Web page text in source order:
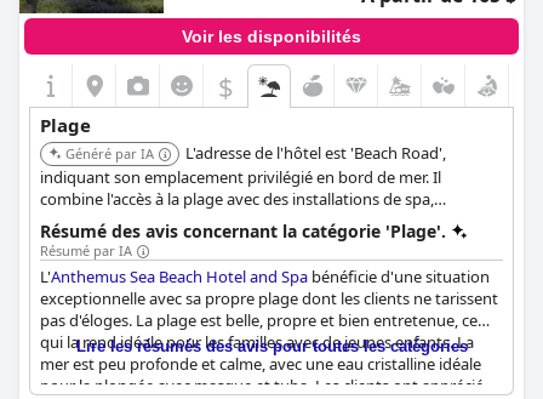
Voir les disponibilités
$
Plage
Généré par IA
L'adresse de l'hôtel est 'Beach Road',
indiquant son emplacement privilégié en bord de mer. Il
combine l'accès à la plage avec des installations de spa,
améliorant l'expérience globale des clients en quête de détente
au bord de la mer.
Résumé des avis concernant la catégorie 'Plage'.
Résumé par IA
L'Anthemus Sea Beach Hotel and Spa bénéficie d'une situation
exceptionnelle avec sa propre plage dont les clients ne tarissent
pas d'éloges. La plage est belle, propre et bien entretenue, ce
qui la rend idéale pour les familles avec de jeunes enfants. La
mer est peu profonde et calme, avec une eau cristalline idéale
pour la plongée avec masque et tuba. Les clients ont apprécié
Lire les résumés des avis pour toutes les catégories